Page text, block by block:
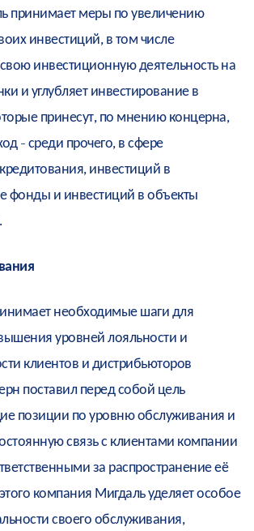
принимает меры по увеличению
инвестиций, в том числе
инвестиционную деятельность на
и углубляет инвестирование в
принесут, по мнению концерна,
- среди прочего, в сфере
инвестиций в
фонды и инвестиций в объекты
необходимые шаги для
уровней лояльности и
клиентов и дистрибьюторов
поставил перед собой цель
позиции по уровню обслуживания и
связь с клиентами компании
за распространение её
компания Мигдаль уделяет особое
своего обслуживания,